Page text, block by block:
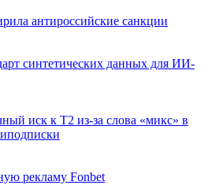
антироссийские санкции
синтетических данных для ИИ-
иск к Т2 из-за слова «микс» в
рекламу Fonbet